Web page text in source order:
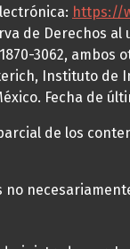
https://
de Derechos al
3062,
Instituto de
Fecha de
de los